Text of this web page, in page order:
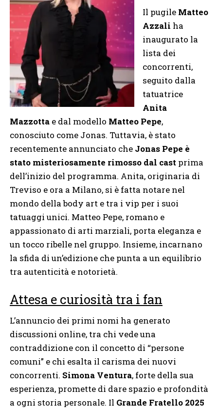
Il pugile Matteo
Azzali ha
inaugurato la
lista dei
concorrenti,
seguito dalla
tatuatrice
Anita
Mazzotta e dal modello Matteo Pepe,
conosciuto come Jonas. Tuttavia, è stato
recentemente annunciato che Jonas Pepe è
stato misteriosamente rimosso dal cast prima
dell’inizio del programma. Anita, originaria di
Treviso e ora a Milano, si è fatta notare nel
mondo della body art e tra i vip per i suoi
tatuaggi unici. Matteo Pepe, romano e
appassionato di arti marziali, porta eleganza e
un tocco ribelle nel gruppo. Insieme, incarnano
la sfida di un’edizione che punta a un equilibrio
tra autenticità e notorietà.
Attesa e curiosità tra i fan
L’annuncio dei primi nomi ha generato
discussioni online, tra chi vede una
contraddizione con il concetto di “persone
comuni” e chi esalta il carisma dei nuovi
concorrenti. Simona Ventura, forte della sua
esperienza, promette di dare spazio e profondità
a ogni storia personale. Il Grande Fratello 2025